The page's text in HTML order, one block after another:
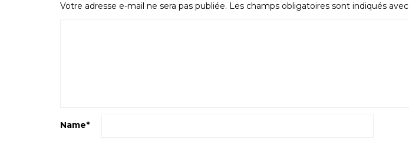
Votre adresse e-mail ne sera pas publiée. Les champs obligatoires sont indiqués avec
Name*